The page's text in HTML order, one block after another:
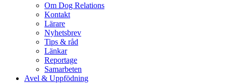
Om Dog Relations
Kontakt
Lärare
Nyhetsbrev
Tips & råd
Länkar
Reportage
Samarbeten
Avel & Uppfödning